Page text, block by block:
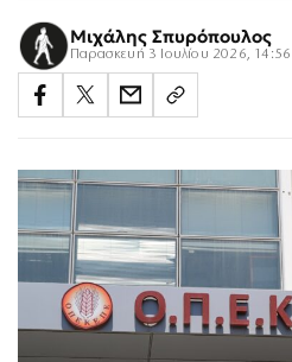
Μιχάλης Σπυρόπουλος
Παρασκευή 3 Ιουλίου 2026, 14:56